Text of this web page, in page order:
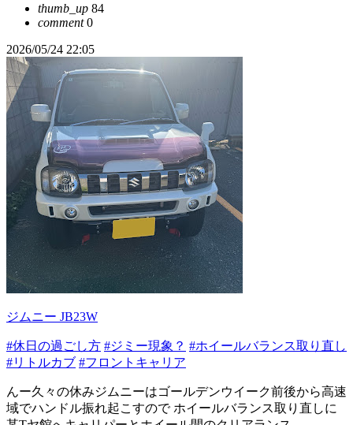
thumb_up 84
comment0
2026/05/24 22:05
ジムニー JB23W
#休日の過ごし方 #ジミー現象？ #ホイールバランス取り直し
#リトルカブ #フロントキャリア
んー久々の休みジムニーはゴールデンウイーク前後から高速
域でハンドル振れ起こすので ホイールバランス取り直しに